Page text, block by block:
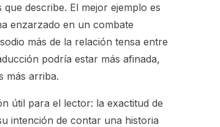
describe. El mejor ejemplo es
enzarzado en un combate
más de la relación tensa entre
podría estar más afinada,
más arriba.
útil para el lector: la exactitud de
intención de contar una historia